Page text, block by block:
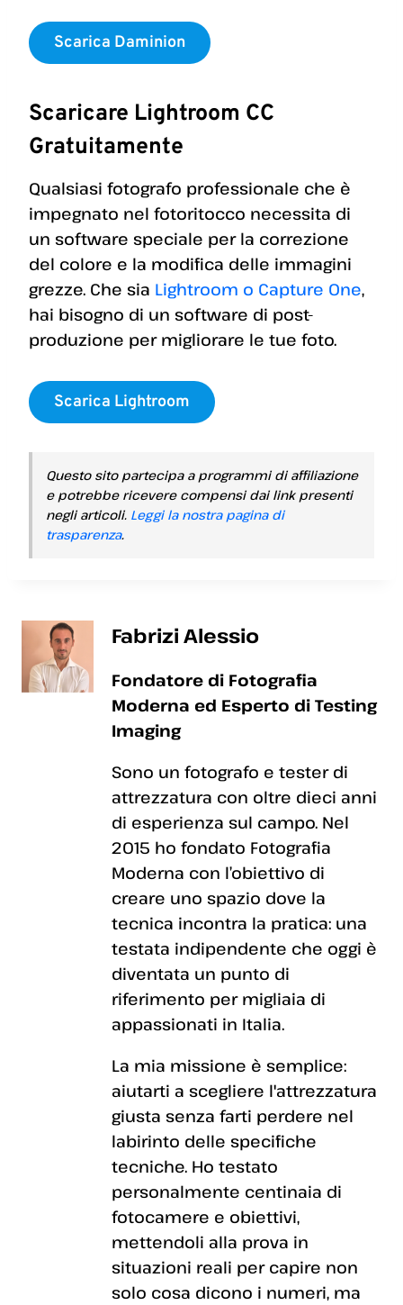
Scarica Daminion
Scaricare Lightroom CC
Gratuitamente
Qualsiasi fotografo professionale che è
impegnato nel fotoritocco necessita di
un software speciale per la correzione
del colore e la modifica delle immagini
grezze. Che sia Lightroom o Capture One,
hai bisogno di un software di post-
produzione per migliorare le tue foto.
Scarica Lightroom
Questo sito partecipa a programmi di affiliazione
e potrebbe ricevere compensi dai link presenti
negli articoli. Leggi la nostra pagina di
trasparenza.
Fabrizi Alessio
Fondatore di Fotografia
Moderna ed Esperto di Testing
Imaging
Sono un fotografo e tester di
attrezzatura con oltre dieci anni
di esperienza sul campo. Nel
2015 ho fondato Fotografia
Moderna con l’obiettivo di
creare uno spazio dove la
tecnica incontra la pratica: una
testata indipendente che oggi è
diventata un punto di
riferimento per migliaia di
appassionati in Italia.
La mia missione è semplice:
aiutarti a scegliere l'attrezzatura
giusta senza farti perdere nel
labirinto delle specifiche
tecniche. Ho testato
personalmente centinaia di
fotocamere e obiettivi,
mettendoli alla prova in
situazioni reali per capire non
solo cosa dicono i numeri, ma